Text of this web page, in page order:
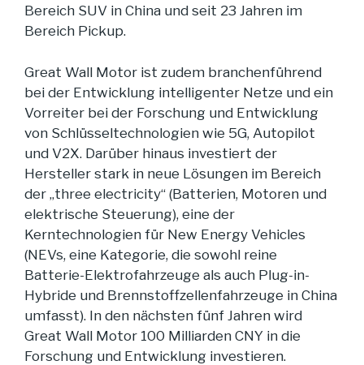
Bereich SUV in China und seit 23 Jahren im
Bereich Pickup.
Great Wall Motor ist zudem branchenführend
bei der Entwicklung intelligenter Netze und ein
Vorreiter bei der Forschung und Entwicklung
von Schlüsseltechnologien wie 5G, Autopilot
und V2X. Darüber hinaus investiert der
Hersteller stark in neue Lösungen im Bereich
der „three electricity“ (Batterien, Motoren und
elektrische Steuerung), eine der
Kerntechnologien für New Energy Vehicles
(NEVs, eine Kategorie, die sowohl reine
Batterie-Elektrofahrzeuge als auch Plug-in-
Hybride und Brennstoffzellenfahrzeuge in China
umfasst). In den nächsten fünf Jahren wird
Great Wall Motor 100 Milliarden CNY in die
Forschung und Entwicklung investieren.